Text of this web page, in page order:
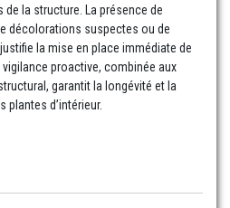
la structure. La présence de
décolorations suspectes ou de
la mise en place immédiate de
proactive, combinée aux
garantit la longévité et la
plantes d’intérieur.